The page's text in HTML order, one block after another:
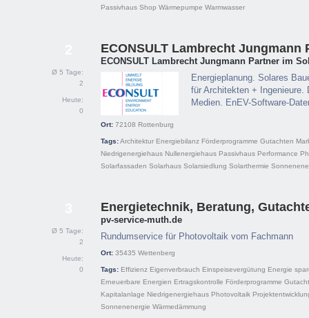
Passivhaus Shop Wärmepumpe Warmwasser
Ø 5 Tage:
2
Heute:
0
ECONSULT Lambrecht Jungmann
ECONSULT Lambrecht Jungmann Partner im
Energieplanung. Solares
für Architekten + Ingenieure.
Medien. EnEV-Software-
Ort: 72108 Rottenburg
Tags:Architektur Energiebilanz Förderprogramme Gutachten
Niedrigenergiehaus Nullenergiehaus Passivhaus Performance
Solarfassaden Solarhaus Solarsiedlung Solarthermie
Ø 5 Tage:
2
Heute:
0
Energietechnik, Beratung,
pv-service-muth.de
Rundumservice für Photovoltaik vom Fachmann
Ort: 35435 Wettenberg
Tags: Effizienz Eigenverbrauch Einspeisevergütung Energie
Erneuerbare Energien Ertragskontrolle Förderprogramme
Kapitalanlage Niedrigenergiehaus Photovoltaik
Sonnenenergie Wärmedämmung